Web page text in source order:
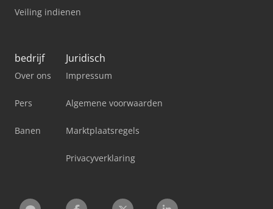
Veiling indienen
bedrijf
Over ons
Pers
Banen
Juridisch
Impressum
Algemene voorwaarden
Marktplaatsregels
Privacyverklaring